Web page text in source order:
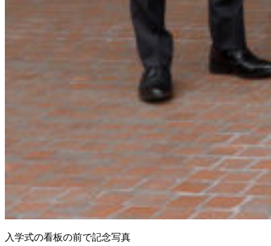
入学式の看板の前で記念写真